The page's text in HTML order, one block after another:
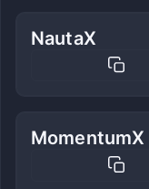
NautaX
MomentumX